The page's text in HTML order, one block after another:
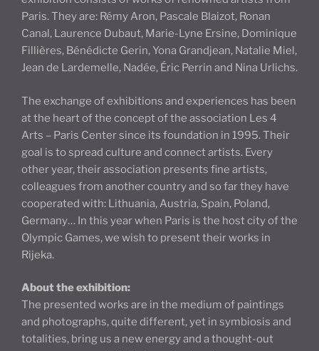
Paris. They are: Rémy Aron, Pascale Blaizot, Ronan
Canal, Laurence Dubaut, Marie-Lyne Ersine, Dominique
Fillières, Bénédicte Gerin, Yona Grandjean, Natalie Miel,
Jean de Lardemelle, Nadée, Éric Perrin and Nina Urlichs.
The exchange of exhibitions and experiences has been
at the heart of the concept of the association Les 4
Arts – Paris Center since its foundation in 1995. Their
goal is to spread culture and connect artists. Every
other year, their association presents fine artists,
colleagues from another country and so far they have
cooperated with: Lithuania, Austria, Spain, Poland,
Germany… In this year when Paris is the host city of the
Olympic Games, we wish to present their works in
Rijeka.
About the exhibition:
The presented works are in the medium of paintings
and photographs, quite different, yet in symbiosis and
totalities, bring us a new energy and a thought-out